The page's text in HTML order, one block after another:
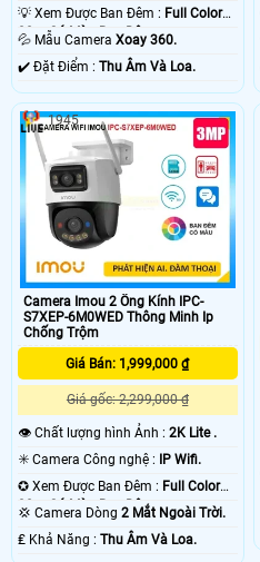
💡 Xem Được Ban Đêm : Full Color
30m Có Màu Ban Ðêm.
💦 Mẫu Camera Xoay 360.
️✔️ Đặt Điểm : Thu Âm Và Loa.
Camera Imou 2 Ống Kính IPC-
S7XEP-6M0WED Thông Minh Ip
Chống Trộm
Giá Bán: 1,999,000 ₫
Giá gốc: 2,299,000 ₫
👁 Chất lượng hình Ảnh : 2K Lite .
✳️ Camera Công nghệ : IP Wifi.
✪ Xem Được Ban Đêm : Full Color
30m Có Màu Ban Ðêm.
💢 Camera Dòng 2 Mắt Ngoài Trời.
️₤ Khả Năng : Thu Âm Và Loa.
1945